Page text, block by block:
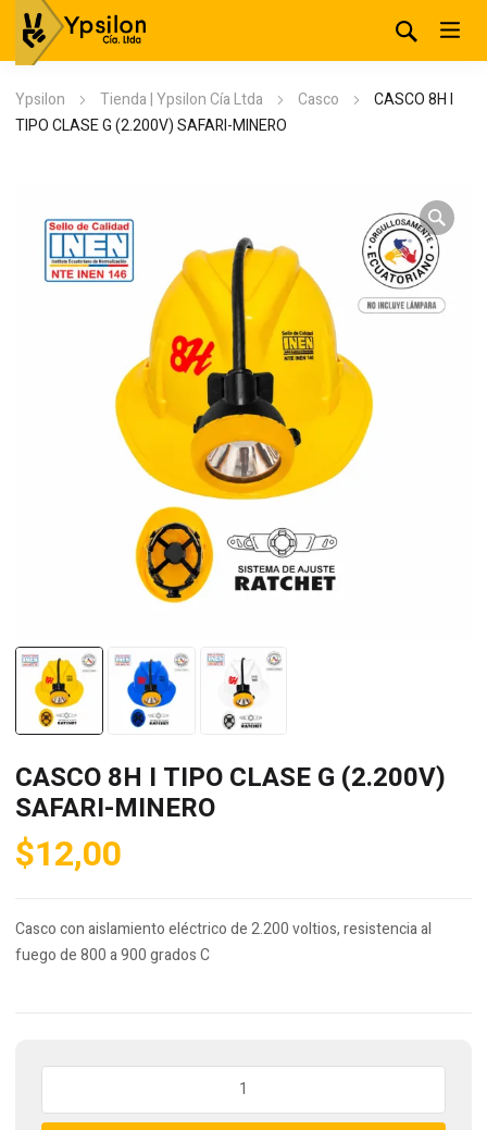
Ypsilon Tienda | Ypsilon Cía Ltda Casco
CASCO 8H I
TIPO CLASE G (2.200V) SAFARI-MINERO
CASCO 8H I TIPO CLASE G (2.200V)
SAFARI-MINERO
$12,00
Casco con aislamiento eléctrico de 2.200 voltios, resistencia al
fuego de 800 a 900 grados C
CASCO
I